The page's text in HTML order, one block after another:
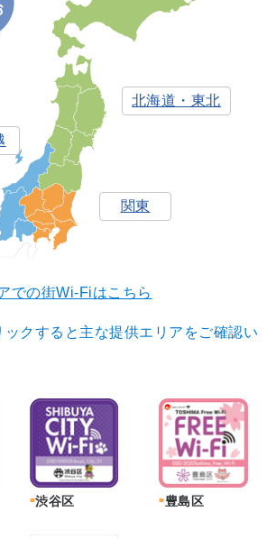
北海道・東北
関東
での街Wi-Fiはこちら
ックすると主な提供エリアをご確認い
渋谷区 豊島区